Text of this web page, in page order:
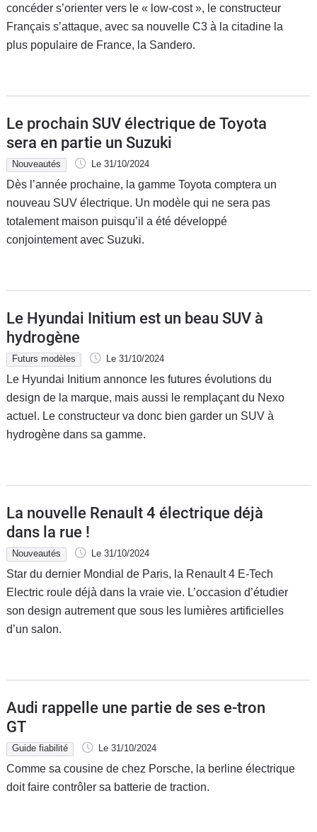
concéder s’orienter vers le « low-cost », le constructeur
Français s’attaque, avec sa nouvelle C3 à la citadine la
plus populaire de France, la Sandero.
Le prochain SUV électrique de Toyota
sera en partie un Suzuki
Nouveautés Le 31/10/2024
Dès l’année prochaine, la gamme Toyota comptera un
nouveau SUV électrique. Un modèle qui ne sera pas
totalement maison puisqu’il a été développé
conjointement avec Suzuki.
Le Hyundai Initium est un beau SUV à
hydrogène
Futurs modèles Le 31/10/2024
Le Hyundai Initium annonce les futures évolutions du
design de la marque, mais aussi le remplaçant du Nexo
actuel. Le constructeur va donc bien garder un SUV à
hydrogène dans sa gamme.
La nouvelle Renault 4 électrique déjà
dans la rue !
Nouveautés Le 31/10/2024
Star du dernier Mondial de Paris, la Renault 4 E-Tech
Electric roule déjà dans la vraie vie. L’occasion d’étudier
son design autrement que sous les lumières artificielles
d’un salon.
Audi rappelle une partie de ses e-tron
GT
Guide fiabilité Le 31/10/2024
Comme sa cousine de chez Porsche, la berline électrique
doit faire contrôler sa batterie de traction.